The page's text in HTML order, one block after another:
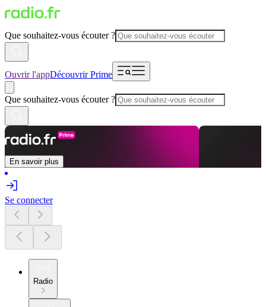
Que souhaitez-vous écouter ?
Ouvrir l'appDécouvrir Prime
Que souhaitez-vous écouter ?
En savoir plus
Se connecter
Radio